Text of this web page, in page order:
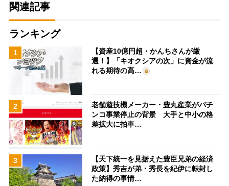
関連記事
ランキング
1
【資産10億円超・かんちさんが厳
選！】「キオクシアの次」に資金が流
れる期待の高…
2
老舗遊技機メーカー・豊丸産業がパチ
ンコ事業停止の背景 大手と中小の格
差拡大に拍車…
3
【天下統一を見据えた豊臣兄弟の経済
政策】秀吉が弟・秀長を紀伊に転封し
た納得の事情…